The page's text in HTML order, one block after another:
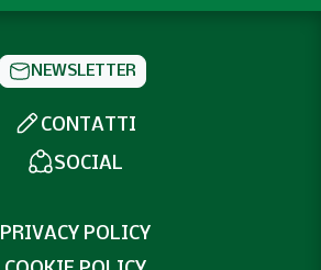
NEWSLETTER
CONTATTI
SOCIAL
PRIVACY POLICY